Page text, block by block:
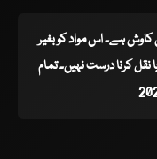
کاوش ہے۔ اس مواد کو بغیر
کرنا درست نہیں۔ تمام